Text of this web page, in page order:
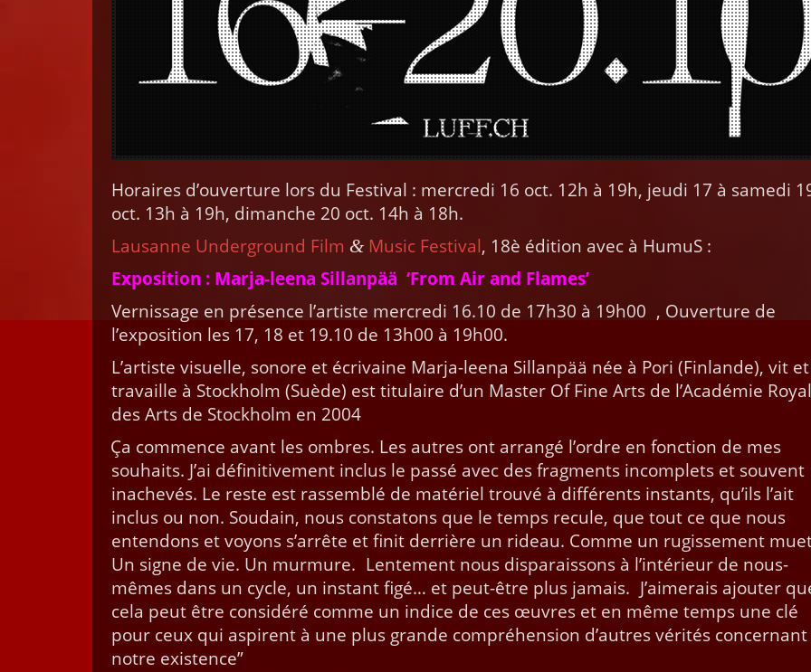
Horaires d’ou­ver­ture lors du Fes­ti­val : mer­cre­di 16 oct. 12h à 19h, jeu­di 17 à same­di
oct. 13h à 19h, dimanche 20 oct. 14h à 18h.
Lau­sanne Under­ground Film & Music Fes­ti­val, 18è édi­tion avec à HumuS :
Expo­si­tion : Mar­ja-leena Sil­lan­pää ‘From Air and Flames’
Vernissage en présence l’artiste mer­cre­di 16.10 de 17h30 à 19h00 , Ouver­ture de
l’exposition les 17, 18 et 19.10 de 13h00 à 19h00.
L’artiste visuelle, sonore et écrivaine Mar­ja-leena Sil­lan­pää née à Pori (Fin­lande), vit et
tra­vaille à Stock­holm (Suède) est tit­u­laire d’un Mas­ter Of Fine Arts de l’A­cadémie
des Arts de Stock­holm en 2004
Ça com­mence avant les ombres. Les autres ont arrangé l’ordre en fonc­tion de mes
souhaits. J’ai défini­tive­ment inclus le passé avec des frag­ments incom­plets et sou­vent
inachevés. Le reste est rassem­blé de matériel trou­vé à dif­férents instants, qu’ils l’ait
inclus ou non. Soudain, nous con­sta­tons que le temps recule, que tout ce que nous
enten­dons et voyons s’arrête et finit der­rière un rideau. Comme un rugisse­ment
Un signe de vie. Un mur­mure. Lente­ment nous dis­parais­sons à l’intérieur de nous-
mêmes dans un cycle, un instant figé… et peut-être plus jamais. J’aimerais ajouter
cela peut être con­sid­éré comme un indice de ces œuvres et en même temps une clé
pour ceux qui aspirent à une plus grande com­préhen­sion d’autres vérités con­cer­nant
notre existence”